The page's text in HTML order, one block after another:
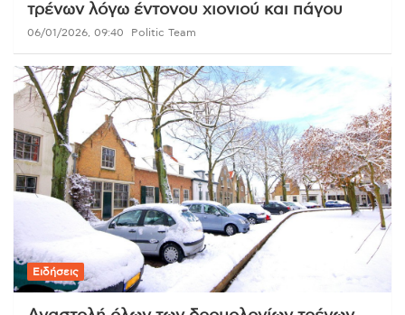
τρένων λόγω έντονου χιονιού και πάγου
06/01/2026, 09:40 Politic Team
Ειδήσεις